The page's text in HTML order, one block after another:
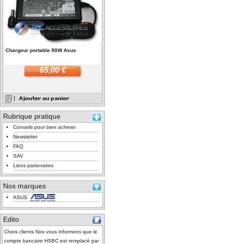
Chargeur portable 90W Asus
65,00 €
Rubrique pratique
Conseils pour bien acheter
Newsletter
FAQ
SAV
Liens partenaires
Nos marques
ASUS
Edito
Chers clients Nos vous informons que le
compte bancaire HSBC est remplacé par